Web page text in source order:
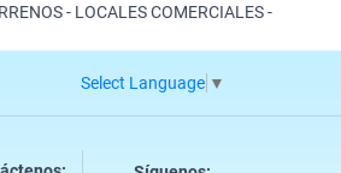
- LOCALES COMERCIALES -
Select Language ▼